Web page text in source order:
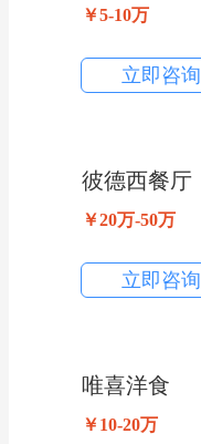
￥5-10万
立即咨询
彼德西餐厅
￥20万-50万
立即咨询
唯喜洋食
￥10-20万